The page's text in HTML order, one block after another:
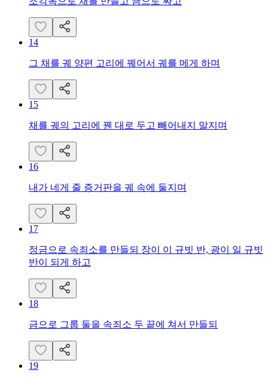
14
그 채를 궤 양편 고리에 꿰어서 궤를 메게 하며
15
채를 궤의 고리에 꿴 대로 두고 빼어내지 말지며
16
내가 네게 줄 증거판을 궤 속에 둘지며
17
정금으로 속죄소를 만들되 장이 이 규빗 반, 광이 일 규빗
반이 되게 하고
18
금으로 그룹 둘을 속죄소 두 끝에 쳐서 만들되
19